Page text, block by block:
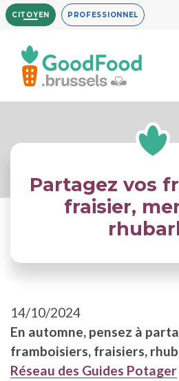
Aller
au
contenu
principal
CITOYEN PROFESSIONNEL
Partagez vos
fraisier,
14/10/2024
En automne, pensez à
framboisiers, fraisiers,
Réseau des Guides Potager